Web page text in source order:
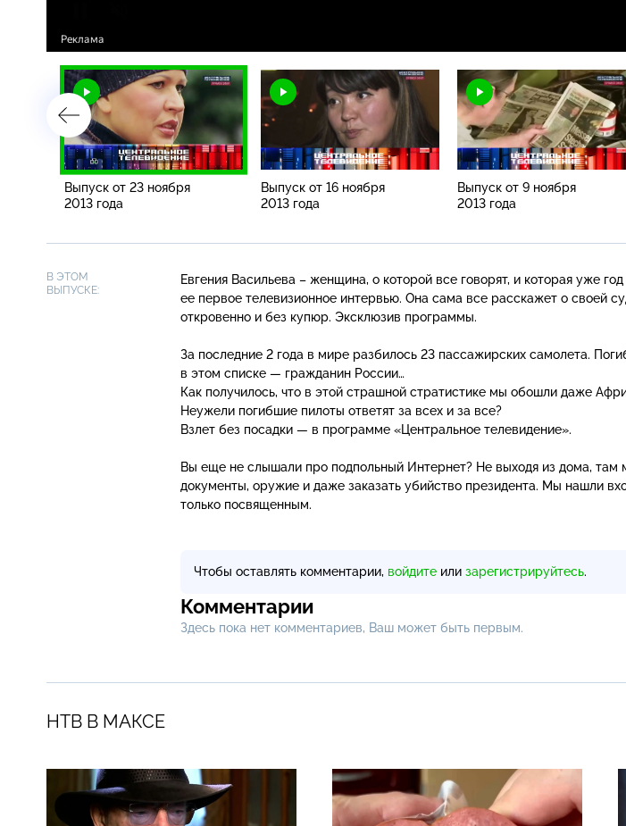
Выпуск от 23 ноября
2013 года
Выпуск от 16 ноября
2013 года
Выпуск от 9 ноября
2013 года
В ЭТОМ
ВЫПУСКЕ:
Евгения Васильева – женщина, о которой все говорят, и которая уже
ее первое телевизионное интервью. Она сама все расскажет о своей
откровенно и без купюр. Эксклюзив программы.
За последние 2 года в мире разбилось 23 пассажирских самолета.
в этом списке — гражданин России…
Как получилось, что в этой страшной стратистике мы обошли даже
Неужели погибшие пилоты ответят за всех и за все?
Взлет без посадки — в программе «Центральное телевидение».
Вы еще не слышали про подпольный Интернет? Не выходя из дома, там
документы, оружие и даже заказать убийство президента. Мы нашли
только посвященным.
Чтобы оставлять комментарии, войдите или зарегистрируйтесь.
Комментарии
Здесь пока нет комментариев, Ваш может быть первым.
НТВ В МАКСЕ